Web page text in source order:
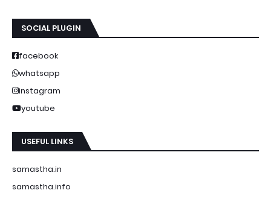
SOCIAL PLUGIN
facebook
whatsapp
instagram
youtube
USEFUL LINKS
samastha.in
samastha.info